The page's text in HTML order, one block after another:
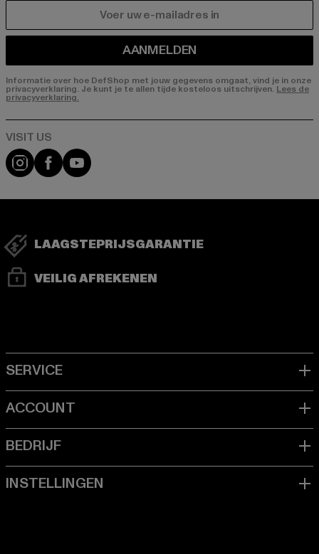
AANMELDEN
Informatie over hoe DefShop met jouw gegevens omgaat, vind je in onze
privacyverklaring. Je kunt je te allen tijde kosteloos uitschrijven. Lees de
privacyverklaring.
Visit our Instagram page:
Visit our Facebook page:
Visit our YouTube channel:
LAAGSTEPRIJSGARANTIE
VEILIG AFREKENEN